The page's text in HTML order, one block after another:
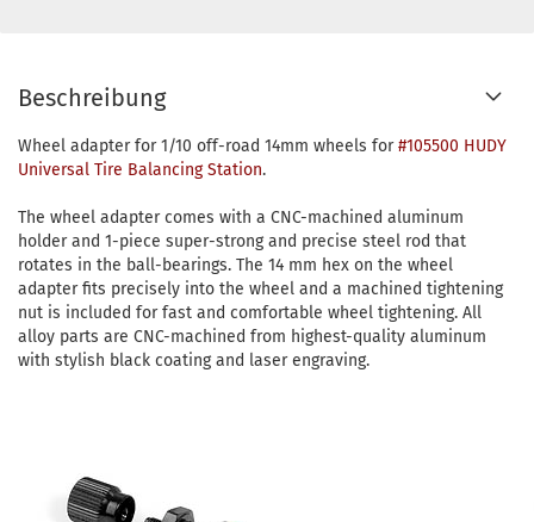
Beschreibung
Wheel adapter for 1/10 off-road 14mm wheels for#105500 HUDY
Universal Tire Balancing Station.
The wheel adapter comes with a CNC-machined aluminum
holder and 1-piece super-strong and precise steel rod that
rotates in the ball-bearings. The 14 mm hex on the wheel
adapter fits precisely into the wheel and a machined tightening
nut is included for fast and comfortable wheel tightening. All
alloy parts are CNC-machined from highest-quality aluminum
with stylish black coating and laser engraving.